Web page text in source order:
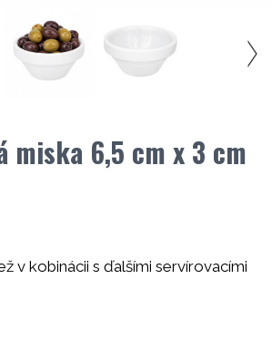
miska 6,5 cm x 3 cm
v kobinácii s ďalšími servírovacími